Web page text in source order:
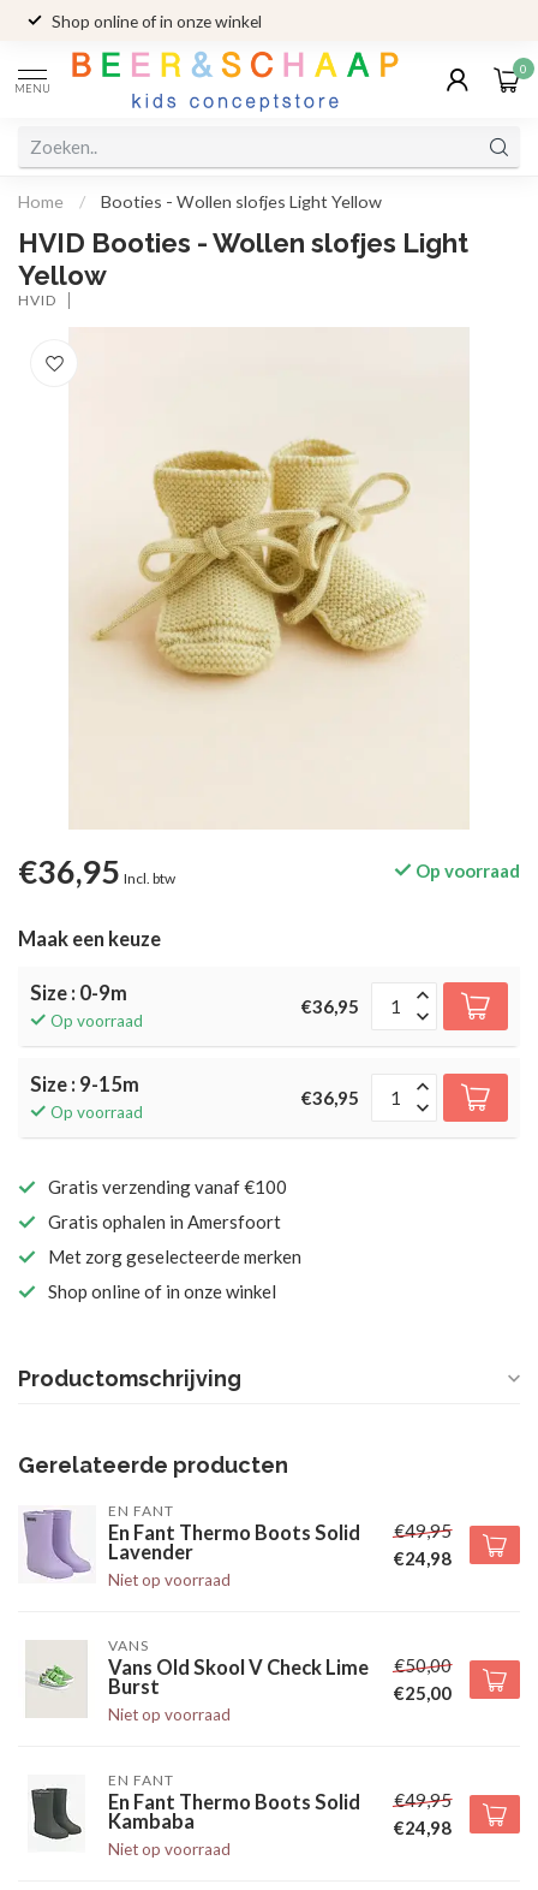
Shop online of in onze winkel
MENU
0
Home / Booties - Wollen slofjes Light Yellow
HVID Booties - Wollen slofjes Light
Yellow
HVID
€36,95 Incl. btw Op voorraad
Maak een keuze
Size : 0-9m
Op voorraad
€36,95
Size : 9-15m
Op voorraad
€36,95
Gratis verzending vanaf €100
Gratis ophalen in Amersfoort
Met zorg geselecteerde merken
Shop online of in onze winkel
Productomschrijving
Gerelateerde producten
EN FANT
En Fant Thermo Boots Solid
Lavender
Niet op voorraad
€49,95
€24,98
VANS
Vans Old Skool V Check Lime
Burst
Niet op voorraad
€50,00
€25,00
EN FANT
En Fant Thermo Boots Solid
Kambaba
Niet op voorraad
€49,95
€24,98